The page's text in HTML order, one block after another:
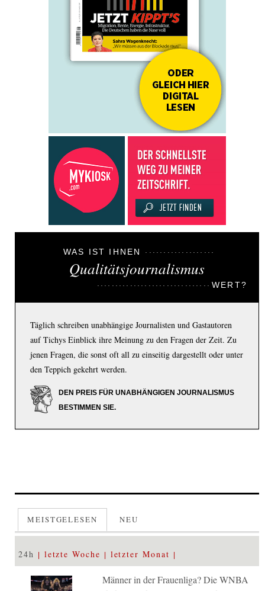
WAS IST IHNEN
Qualitätsjournalismus
WERT?
Täglich schreiben unabhängige Journalisten und Gastautoren
auf Tichys Einblick ihre Meinung zu den Fragen der Zeit. Zu
jenen Fragen, die sonst oft all zu einseitig dargestellt oder unter
den Teppich gekehrt werden.
DEN PREIS FÜR UNABHÄNGIGEN JOURNALISMUS
BESTIMMEN SIE.
MEISTGELESEN NEU
24h letzte Woche letzter Monat
Männer in der Frauenliga? Die WNBA